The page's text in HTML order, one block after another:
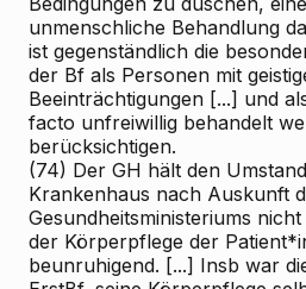
unmenschliche Behandlung
ist gegenständlich die
der Bf als Personen mit
Beeinträchtigungen [...] und
facto unfreiwillig behandelt
berücksichtigen.
(74) Der GH hält den
Krankenhaus nach Auskunft
Gesundheitsministeriums
der Körperpflege der
beunruhigend. [...] Insb war